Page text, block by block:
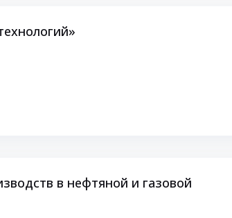
в нефтяной и газовой